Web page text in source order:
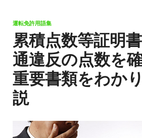
運転免許用語集
累積点数等証明
通違反の点数を
重要書類をわか
説